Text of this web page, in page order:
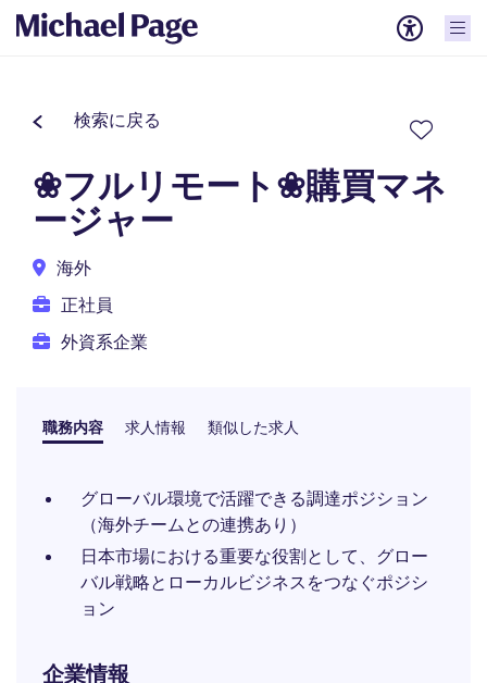
検索に戻る
❀フルリモート❀購買マネ
ージャー
海外
正社員
外資系企業
職務内容 求人情報 類似した求人
グローバル環境で活躍できる調達ポジション
（海外チームとの連携あり）
日本市場における重要な役割として、グロー
バル戦略とローカルビジネスをつなぐポジシ
ョン
企業情報